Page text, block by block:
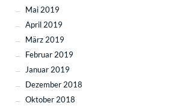
Mai 2019
April 2019
März 2019
Februar 2019
Januar 2019
Dezember 2018
Oktober 2018